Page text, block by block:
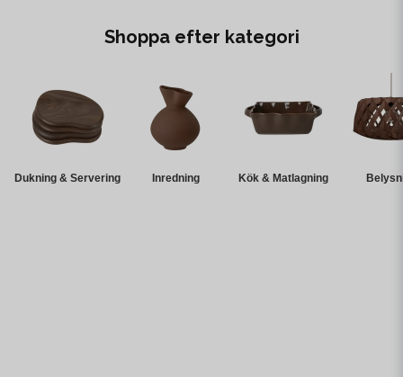
Shoppa efter kategori
Dukning & Servering Inredning Kök & Matlagning